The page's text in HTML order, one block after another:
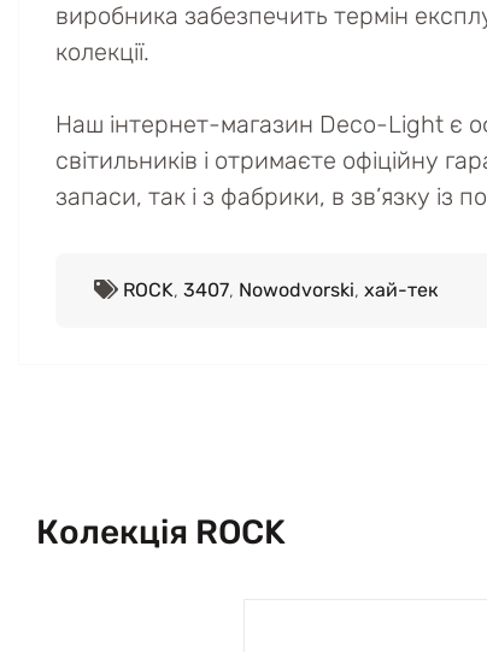
виробника забезпечить термін
колекції.
Наш інтернет-магазин Deco-Light є
світильників і отримаєте офіційну
запаси, так і з фабрики, в зв’язку із
ROCK, 3407, Nowodvorski, хай-тек
Колекція ROCK